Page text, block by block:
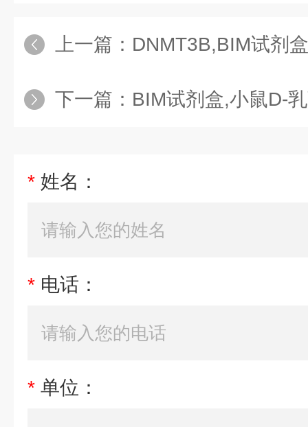
上一篇： DNMT3B,BIM试剂盒,小鼠
下一篇： BIM试剂盒,小鼠D-乳酸（
* 姓名：
* 电话：
* 单位：